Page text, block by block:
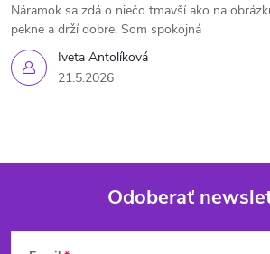
Iveta Antolíková
21.5.2026
Náramok sa zdá o niečo tmavší ako na
pekne a drží dobre. Som spokojná
Z
Odoberať